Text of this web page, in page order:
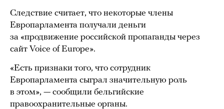
Следствие считает, что некоторые члены
Европарламента получали деньги
за «продвижение российской пропаганды через
сайт Voice of Europe».
«Есть признаки того, что сотрудник
Европарламента сыграл значительную роль
в этом», — сообщили бельгийские
правоохранительные органы.